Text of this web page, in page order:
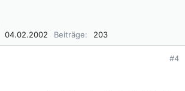
04.02.2002 Beiträge 203
#4